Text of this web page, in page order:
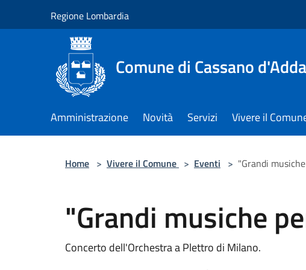
Regione Lombardia
Comune di Cassano d'Adda
Amministrazione Novità Servizi Vivere il
Home > Vivere il Comune > Eventi > "Grandi
"Grandi musiche
Concerto dell'Orchestra a Plettro di Milano.